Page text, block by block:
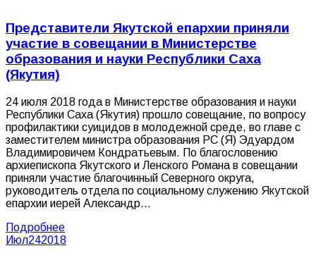
Представители Якутской епархии приняли
участие в совещании в Министерстве
образования и науки Республики Саха
(Якутия)
24 июля 2018 года в Министерстве образования и науки
Республики Саха (Якутия) прошло совещание, по вопросу
профилактики суицидов в молодежной среде, во главе с
заместителем министра образования РС (Я) Эдуардом
Владимировичем Кондратьевым. По благословению
архиепископа Якутского и Ленского Романа в совещании
приняли участие благочинный Северного округа,
руководитель отдела по социальному служению Якутской
епархии иерей Александр…
Подробнее
Июл242018